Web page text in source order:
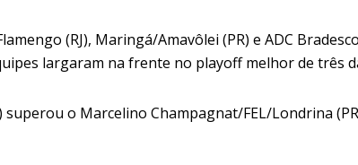
(RJ), Maringá/Amavôlei (PR) e ADC
largaram na frente no playoff melhor de três
superou o Marcelino Champagnat/FEL/Londrina